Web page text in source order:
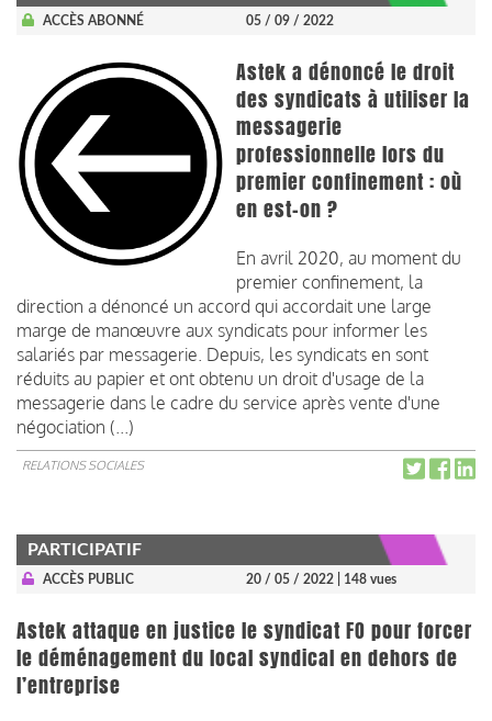
ACCÈS ABONNÉ 05 / 09 / 2022
Astek a dénoncé le droit
des syndicats à utiliser la
messagerie
professionnelle lors du
premier confinement : où
en est-on ?
En avril 2020, au moment du
premier confinement, la
direction a dénoncé un accord qui accordait une large
marge de manœuvre aux syndicats pour informer les
salariés par messagerie. Depuis, les syndicats en sont
réduits au papier et ont obtenu un droit d'usage de la
messagerie dans le cadre du service après vente d'une
négociation (...)
RELATIONS SOCIALES
PARTICIPATIF
ACCÈS PUBLIC 20 / 05 / 2022 | 148 vues
Astek attaque en justice le syndicat FO pour forcer
le déménagement du local syndical en dehors de
l’entreprise